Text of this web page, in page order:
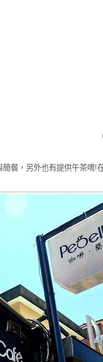
餐，另外也有提供午茶唷!